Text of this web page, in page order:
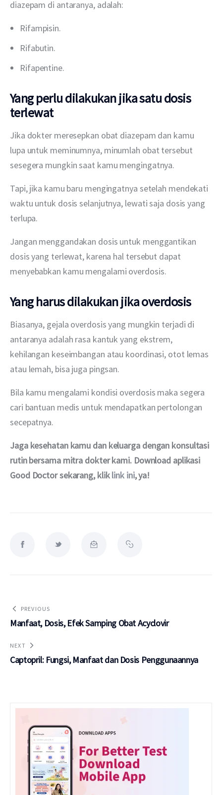
diazepam di antaranya, adalah:
Rifampisin.
Rifabutin.
Rifapentine.
Yang perlu dilakukan jika satu dosis
terlewat
Jika dokter meresepkan obat diazepam dan kamu
lupa untuk meminumnya, minumlah obat tersebut
sesegera mungkin saat kamu mengingatnya.
Tapi, jika kamu baru mengingatnya setelah mendekati
waktu untuk dosis selanjutnya, lewati saja dosis yang
terlupa.
Jangan menggandakan dosis untuk menggantikan
dosis yang terlewat, karena hal tersebut dapat
menyebabkan kamu mengalami overdosis.
Yang harus dilakukan jika overdosis
Biasanya, gejala overdosis yang mungkin terjadi di
antaranya adalah rasa kantuk yang ekstrem,
kehilangan keseimbangan atau koordinasi, otot lemas
atau lemah, bisa juga pingsan.
Bila kamu mengalami kondisi overdosis maka segera
cari bantuan medis untuk mendapatkan pertolongan
secepatnya.
Jaga kesehatan kamu dan keluarga dengan konsultasi
rutin bersama mitra dokter kami. Download aplikasi
Good Doctor sekarang, klik link ini, ya!
PREVIOUS
Manfaat, Dosis, Efek Samping Obat Acyclovir
NEXT
Captopril: Fungsi, Manfaat dan Dosis Penggunaannya